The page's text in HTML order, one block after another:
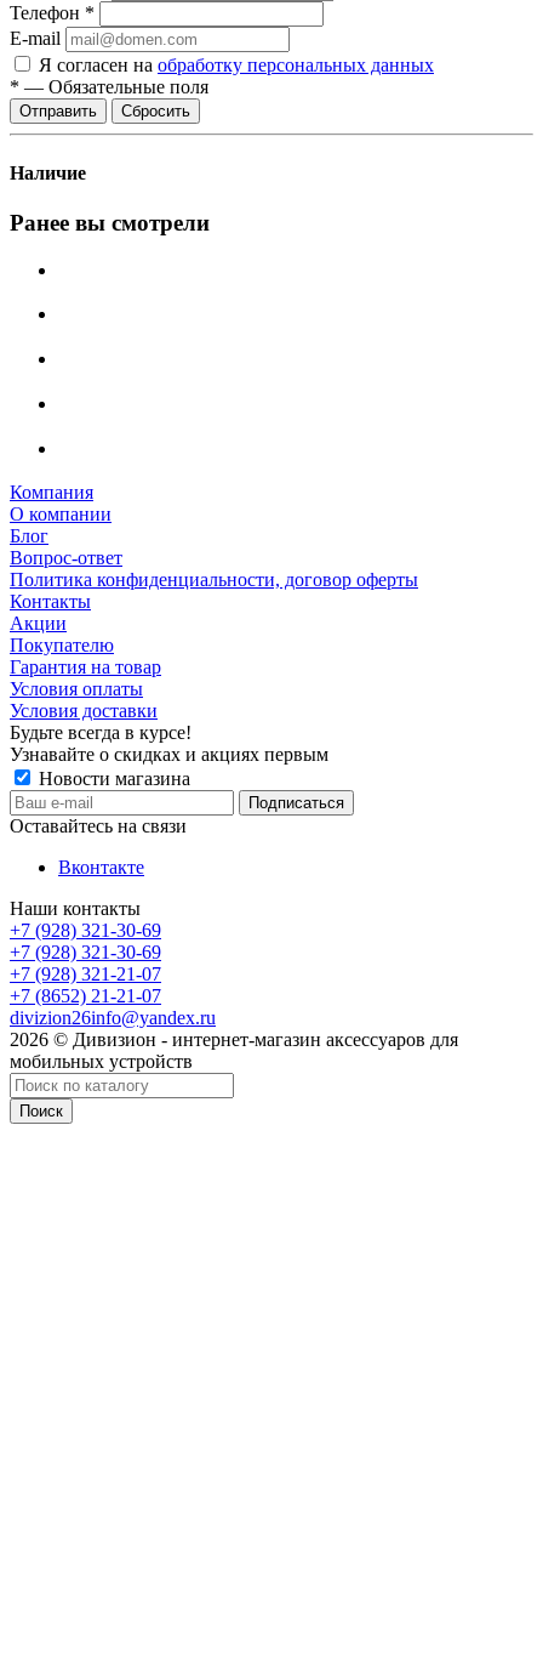
Телефон *
E-mail
Я согласен на обработку персональных данных
* — Обязательные поля
Отправить Сбросить
Наличие
Ранее вы смотрели
Компания
О компании
Блог
Вопрос-ответ
Политика конфиденциальности, договор оферты
Контакты
Акции
Покупателю
Гарантия на товар
Условия оплаты
Условия доставки
Будьте всегда в курсе!
Узнавайте о скидках и акциях первым
Новости магазина
Оставайтесь на связи
Вконтакте
Наши контакты
+7 (928) 321-30-69
+7 (928) 321-30-69
+7 (928) 321-21-07
+7 (8652) 21-21-07
divizion26info@yandex.ru
2026 © Дивизион - интернет-магазин аксессуаров для
мобильных устройств
Поиск